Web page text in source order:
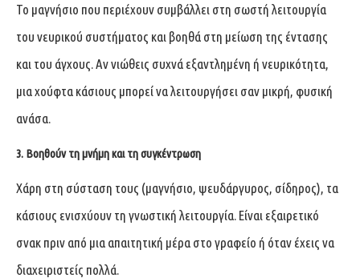
Το μαγνήσιο που περιέχουν συμβάλλει στη σωστή λειτουργία
του νευρικού συστήματος και βοηθά στη μείωση της έντασης
και του άγχους. Αν νιώθεις συχνά εξαντλημένη ή νευρικότητα,
μια χούφτα κάσιους μπορεί να λειτουργήσει σαν μικρή, φυσική
ανάσα.
3. Βοηθούν τη μνήμη και τη συγκέντρωση
Χάρη στη σύσταση τους (μαγνήσιο, ψευδάργυρος, σίδηρος), τα
κάσιους ενισχύουν τη γνωστική λειτουργία. Είναι εξαιρετικό
σνακ πριν από μια απαιτητική μέρα στο γραφείο ή όταν έχεις να
διαχειριστείς πολλά.